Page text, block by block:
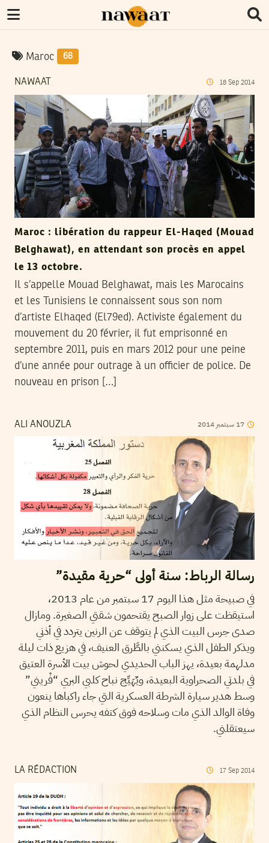
Maroc 68
NAWAAT 18 Sep 2014
Maroc : libération du rappeur El-Haqed (Mouad
Belghawat), en attendant son procès en appel
le 13 octobre.
Il s’appelle Mouad Belghawat, mais les Marocains
et les Tunisiens le connaissent sous son nom
d’artiste Elhaqed (El79ed). Activiste également du
mouvement du 20 février, il fut emprisonné en
septembre 2011, puis en mars 2012 pour une peine
d’une année pour outrage à un officier de police. De
nouveau en prison […]
ALI ANOUZLA 17 سبتمبر 2014
رسالة الرباط: سنة أولى “حرية مقيدة”
في صبيحة مثل هذا اليوم 17 سبتمبر من عام 2013،
استيقظت على زوار الصبح يقتحمون شقتي الصغيرة. ومازال
صدى جرس البيت الذي لم يتوقف عن الرنين يتردد في أذني
ويذكر الطفل الذي يسكنني بالطَّرق العنيف، في هزيع ذات ليلة
مدلهمة بعيدة، يهز الباب الحديدي لحوش بيت الأسرة العتيق
في بلدتي الصحراوية البعيدة، ويٌهَيِّج نباح كلبي البري “فْريني”
وسط هدير سيارة الشرطة العسكرية التي جاء راكباها ينعون
وفاة الوالد الذي مات وسلاحه فوق كتفه يحرس النظام الذي
سيعتقلني.
LA RÉDACTION 17 Sep 2014